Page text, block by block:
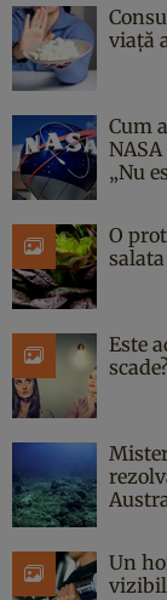
viață
Cum
„Nu
O
Este
Un